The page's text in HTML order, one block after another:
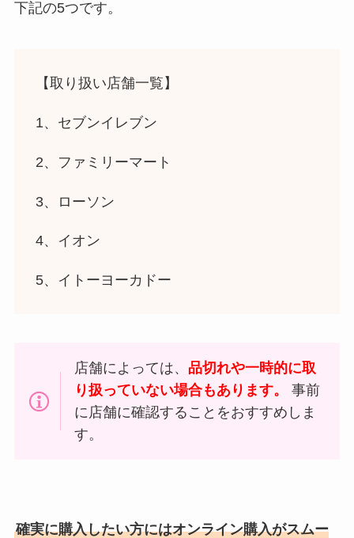
下記の5つです。
【取り扱い店舗一覧】
1、セブンイレブン
2、ファミリーマート
3、ローソン
4、イオン
5、イトーヨーカドー
店舗によっては、 品切れや一時的に取
り扱っていない場合もあります。
事前
に店舗に確認することをおすすめしま
す。
確実に購入したい方にはオンライン購入がスムー